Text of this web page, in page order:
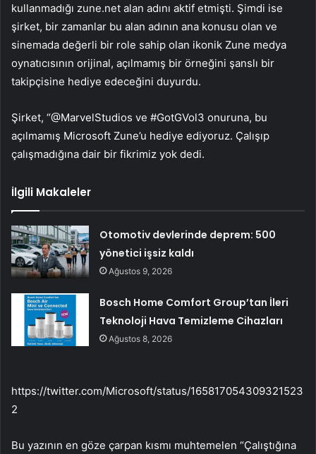
kullanmadığı zune.net alan adını aktif etmişti. Şimdi ise
şirket, bir zamanlar bu alan adının ana konusu olan ve
sinemada değerli bir role sahip olan ikonik Zune medya
oynatıcısının orijinal, açılmamış bir örneğini şanslı bir
takipçisine hediye edeceğini duyurdu.
Şirket, “@MarvelStudios ve #GotGVol3 onuruna, bu
açılmamış Microsoft Zune’u hediye ediyoruz. Çalışıp
çalışmadığına dair bir fikrimiz yok dedi.
İlgili Makaleler
Otomotiv devlerinde deprem: 500
yönetici işsiz kaldı
Ağustos 9, 2026
Bosch Home Comfort Group’tan İleri
Teknoloji Hava Temizleme Cihazları
Ağustos 8, 2026
https://twitter.com/Microsoft/status/165817054309321523
2
Bu yazının en göze çarpan kısmı muhtemelen “Çalıştığına